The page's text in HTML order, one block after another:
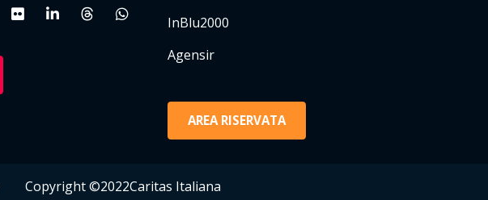
InBlu2000
Agensir
AREA RISERVATA
Copyright ©2022Caritas Italiana